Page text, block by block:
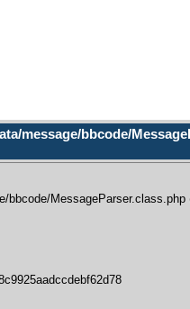
message/bbcode/